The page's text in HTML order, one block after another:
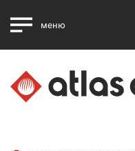
меню